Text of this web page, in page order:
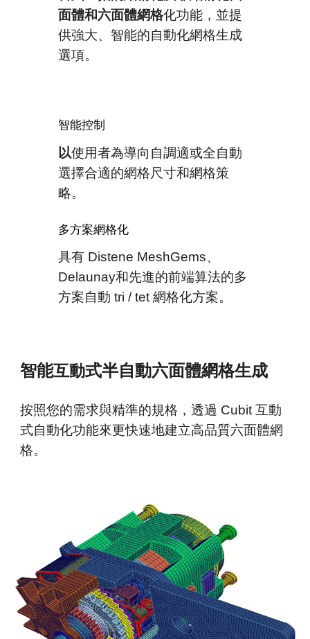
面體和六面體網格化功能，並提
供強大、智能的自動化網格生成
選項。
智能控制
以使用者為導向自調適或全自動
選擇合適的網格尺寸和網格策
略。
多方案網格化
具有 Distene MeshGems、
Delaunay和先進的前端算法的多
方案自動 tri / tet 網格化方案。
智能互動式半自動六面體網格生成
按照您的需求與精準的規格，透過 Cubit 互動
式自動化功能來更快速地建立高品質六面體網
格。